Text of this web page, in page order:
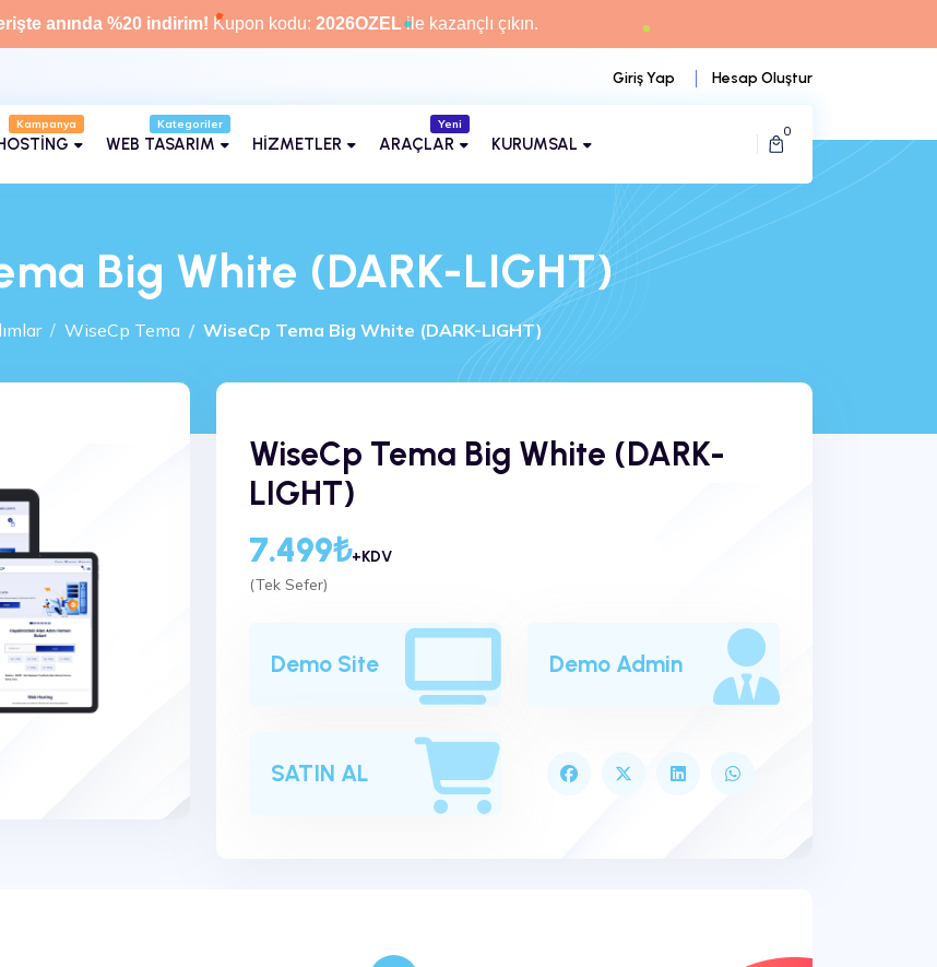
anında %20 indirim! Kupon kodu: 2026OZELile kazançlı çıkın.
Giriş Yap Hesap Oluştur
Kampanya
WEB TASARIM HİZMETLER
Yeni
ARAÇLAR KURUMSAL
0
Big White (DARK-LIGHT)
WiseCp Tema WiseCp Tema Big White (DARK-LIGHT)
WiseCp Tema Big White (DARK-
LIGHT)
7.499₺+KDV
(Tek Sefer)
Demo Site Demo Admin
SATIN AL